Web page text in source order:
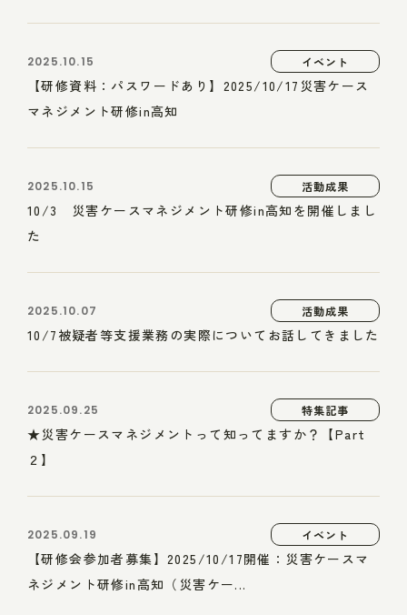
2025.10.15 イベント
【研修資料：パスワードあり】2025/10/17災害ケース
マネジメント研修in高知
2025.10.15 活動成果
10/3 災害ケースマネジメント研修in高知を開催しまし
た
2025.10.07 活動成果
10/7被疑者等支援業務の実際についてお話してきました
2025.09.25 特集記事
★災害ケースマネジメントって知ってますか？【Part
２】
2025.09.19 イベント
【研修会参加者募集】2025/10/17開催：災害ケースマ
ネジメント研修in高知（災害ケー...